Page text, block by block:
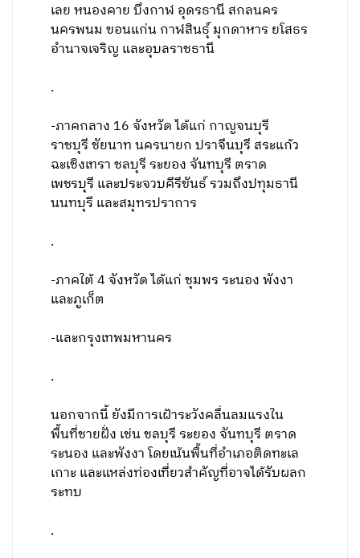
เลย หนองคาย บึงกาฬ อุดรธานี สกลนคร
นครพนม ขอนแก่น กาฬสินธุ์ มุกดาหาร ยโสธร
อำนาจเจริญ และอุบลราชธานี
.
-ภาคกลาง 16 จังหวัด ได้แก่ กาญจนบุรี
ราชบุรี ชัยนาท นครนายก ปราจีนบุรี สระแก้ว
ฉะเชิงเทรา ชลบุรี ระยอง จันทบุรี ตราด
เพชรบุรี และประจวบคีรีขันธ์ รวมถึงปทุมธานี
นนทบุรี และสมุทรปราการ
.
-ภาคใต้ 4 จังหวัด ได้แก่ ชุมพร ระนอง พังงา
และภูเก็ต
-และกรุงเทพมหานคร
.
นอกจากนี้ ยังมีการเฝ้าระวังคลื่นลมแรงใน
พื้นที่ชายฝั่ง เช่น ชลบุรี ระยอง จันทบุรี ตราด
ระนอง และพังงา โดยเน้นพื้นที่อำเภอติดทะเล
เกาะ และแหล่งท่องเที่ยวสำคัญที่อาจได้รับผลก
ระทบ
.